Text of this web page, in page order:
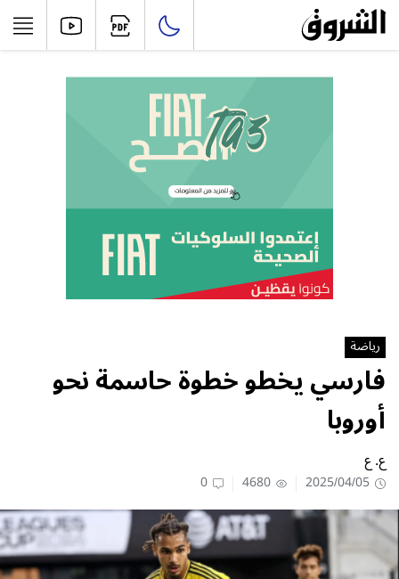
رياضة
فارسي يخطو خطوة حاسمة نحو
أوروبا
ع. ع
2025/04/05
4680
0